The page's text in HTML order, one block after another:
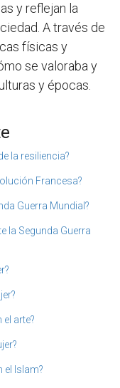
y reflejan la
A través de
físicas y
se valoraba y
y épocas.
la resiliencia?
Francesa?
Guerra Mundial?
la Segunda Guerra
arte?
el Islam?